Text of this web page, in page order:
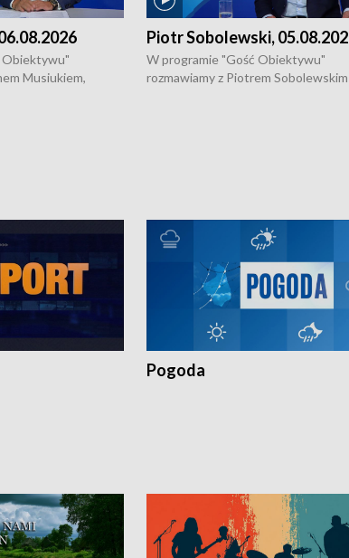
Obiektywu"
Musiukiem,
Piotr Sobolewski,
W programie "Gość Obiektywu"
rozmawiamy z Piotrem
Pogoda